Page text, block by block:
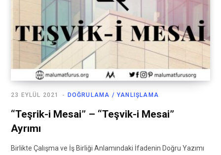
DOĞRULAMA / YANLIŞLAMA
23 EYLÜL 2021
“Teşrik-i Mesai” – “Teşvik-i Mesai”
Ayrımı
Birlikte Çalışma ve İş Birliği Anlamındaki İfadenin Doğru Yazımı